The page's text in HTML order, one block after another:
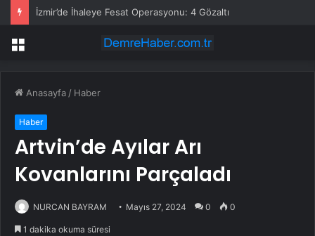
İzmir’de İhaleye Fesat Operasyonu: 4 Gözaltı
Menü
Anasayfa / Haber
Haber
Artvin’de Ayılar Arı
Kovanlarını Parçaladı
NURCAN BAYRAM Mayıs 27, 2024 0 0
1 dakika okuma süresi